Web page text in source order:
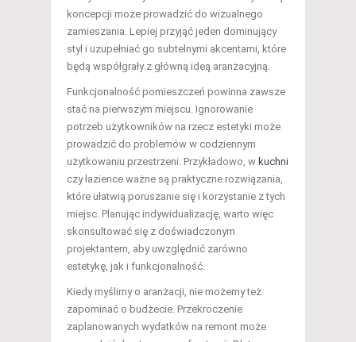
koncepcji może prowadzić do wizualnego
zamieszania. Lepiej przyjąć jeden dominujący
styl i uzupełniać go subtelnymi akcentami, które
będą współgrały z główną ideą aranżacyjną.
Funkcjonalność pomieszczeń powinna zawsze
stać na pierwszym miejscu. Ignorowanie
potrzeb użytkowników na rzecz estetyki może
prowadzić do problemów w codziennym
użytkowaniu przestrzeni. Przykładowo, w kuchni
czy łazience ważne są praktyczne rozwiązania,
które ułatwią poruszanie się i korzystanie z tych
miejsc. Planując indywidualizację, warto więc
skonsultować się z doświadczonym
projektantem, aby uwzględnić zarówno
estetykę, jak i funkcjonalność.
Kiedy myślimy o aranżacji, nie możemy też
zapominać o budżecie. Przekroczenie
zaplanowanych wydatków na remont może